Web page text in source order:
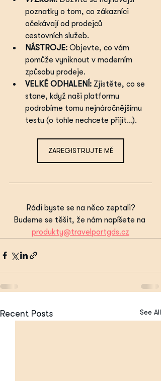
poznatky o tom, co zákazníci
očekávají od prodejců
cestovních služeb.
NÁSTROJE: Objevte, co vám
pomůže vyniknout v moderním
způsobu prodeje.
VELKÉ ODHALENÍ: Zjistěte, co se
stane, když naši platformu
podrobíme tomu nejnáročnějšímu
testu (o tohle nechcete přijít…).
ZAREGISTRUJTE MĚ
Rádi byste se na něco zeptali?
Budeme se těšit, že nám napíšete na
produkty@travelportgds.cz
Recent Posts See All